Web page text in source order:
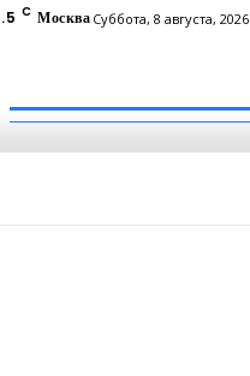
C Москва Суббота, 8 августа, 2026